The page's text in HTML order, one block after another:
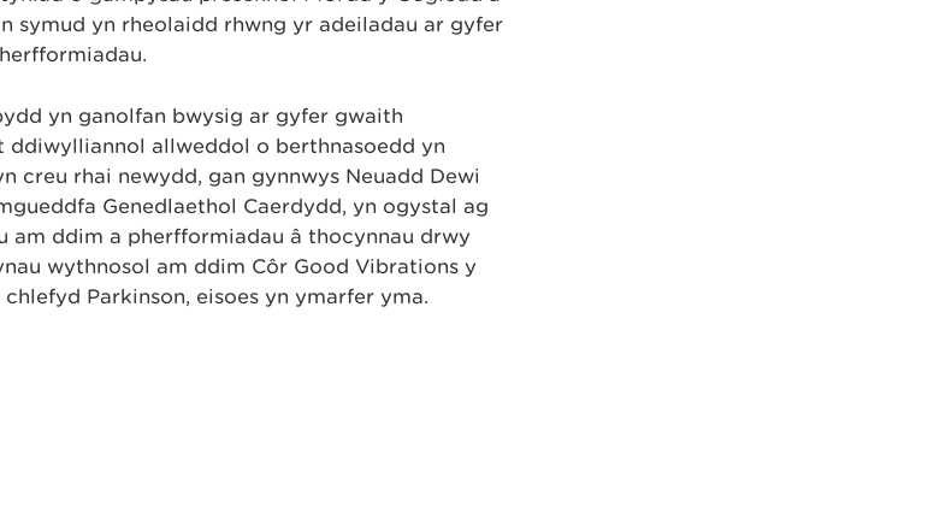
symud yn rheolaidd rhwng yr adeiladau ar gyfer
yn ganolfan bwysig ar gyfer gwaith
ddiwylliannol allweddol o berthnasoedd yn
creu rhai newydd, gan gynnwys Neuadd Dewi
Genedlaethol Caerdydd, yn ogystal ag
ddim a pherfformiadau â thocynnau drwy
wythnosol am ddim Côr Good Vibrations y
Parkinson, eisoes yn ymarfer yma.